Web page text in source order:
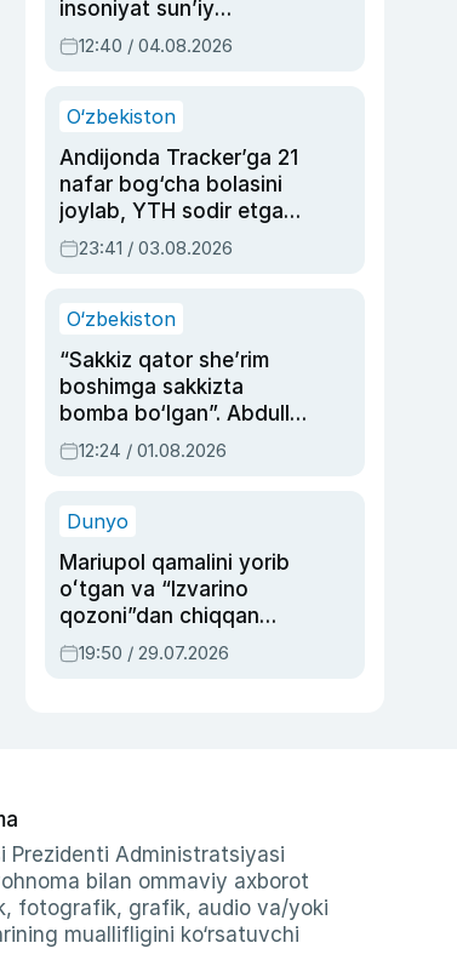
insoniyat sun’iy
intellektni boshqara
olmay qolishidan xavotir
12:40 / 04.08.2026
O‘zbekiston
Andijonda Tracker’ga 21
nafar bog‘cha bolasini
joylab, YTH sodir etgan
ayolga sud hukmi o‘qildi
23:41 / 03.08.2026
O‘zbekiston
“Sakkiz qator she’rim
boshimga sakkizta
bomba bo‘lgan”. Abdulla
Oripovni siyosiy
ayblovlardan asrab
12:24 / 01.08.2026
Dunyo
Mariupol qamalini yorib
oʻtgan va “Izvarino
qozoni”dan chiqqan
qahramon — Ukraina
armiyasi bosh
19:50 / 29.07.2026
Prezidenti Administratsiyasi
bilan ommaviy axborot
fotografik, grafik, audio va/yoki
muallifligini ko‘rsatuvchi